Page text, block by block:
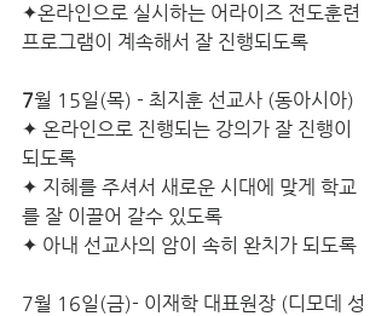
✦온라인으로 실시하는 어라이즈 전도훈련
프로그램이 계속해서 잘 진행되도록
7월 15일(목) - 최지훈 선교사 (동아시아)
✦ 온라인으로 진행되는 강의가 잘 진행이
되도록
✦ 지혜를 주셔서 새로운 시대에 맞게 학교
를 잘 이끌어 갈수 있도록
✦ 아내 선교사의 암이 속히 완치가 되도록
7월 16일(금)- 이재학 대표원장 (디모데 성